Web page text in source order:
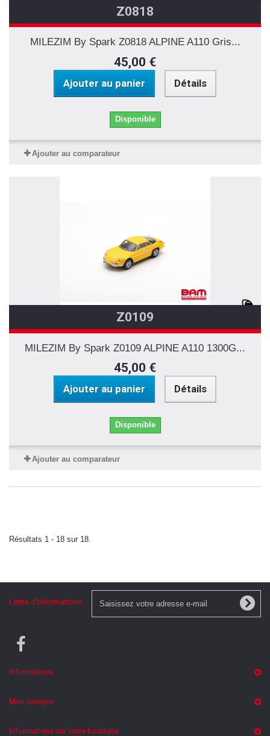
Z0818
MILEZIM By Spark Z0818 ALPINE A110 Gris...
45,00 €
Ajouter au panier Détails
Disponible
Ajouter au comparateur
Z0109
MILEZIM By Spark Z0109 ALPINE A110 1300G...
45,00 €
Ajouter au panier Détails
Disponible
Ajouter au comparateur
Résultats 1 - 18 sur 18.
Lettre d'informations
Informations
Mon compte
Informations sur votre boutique